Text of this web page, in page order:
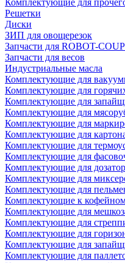
Комплектующие для
Решетки
Диски
ЗИП для овощерезок
Запчасти для ROBOT-
Запчасти для весов
Индустриальные масла
Комплектующие для
Комплектующие для
Комплектующие для
Комплектующие для
Комплектующие для
Комплектующие для
Комплектующие для
Комплектующие для
Комплектующие для
Комплектующие для
Комплектующие для
Комплектующие к
Комплектующие для
Комплектующие для
Комплектующие для
Комплектующие для
Комплектующие для